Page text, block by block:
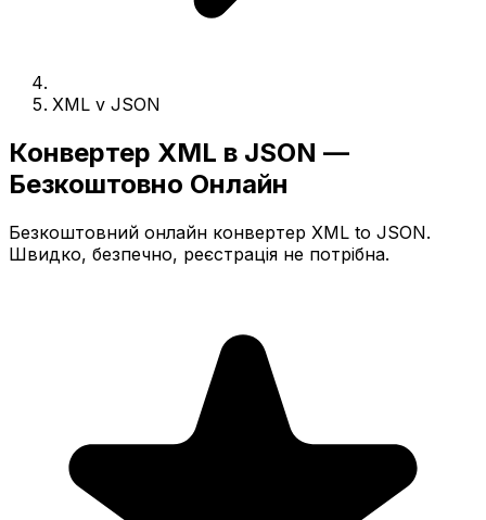
XML v JSON
Конвертер XML в JSON —
Безкоштовно Онлайн
Безкоштовний онлайн конвертер XML to JSON.
Швидко, безпечно, реєстрація не потрібна.